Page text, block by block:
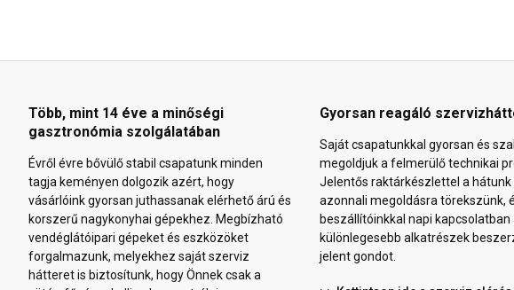
Több, mint 14 éve a minőségi
gasztronómia szolgálatában
Évről évre bővülő stabil csapatunk minden
tagja keményen dolgozik azért, hogy
vásárlóink gyorsan juthassanak elérhető árú és
korszerű nagykonyhai gépekhez. Megbízható
vendéglátóipari gépeket és eszközöket
forgalmazunk, melyekhez saját szerviz
hátteret is biztosítunk, hogy Önnek csak a
Gyorsan reagáló
Saját csapatunkkal gyorsan és
megoldjuk a felmerülő technikai
Jelentős raktárkészlettel a
azonnali megoldásra törekszünk,
beszállítóinkkal napi kapcsolatban
különlegesebb alkatrészek
jelent gondot.